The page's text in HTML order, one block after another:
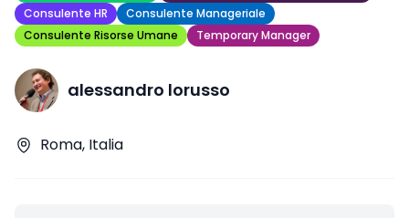
Consulente HR
Consulente Manageriale
Consulente Risorse Umane
Temporary Manager
alessandro lorusso
Roma, Italia